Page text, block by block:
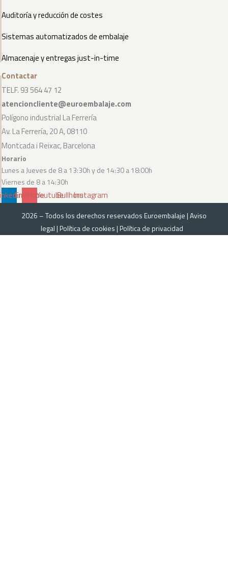
Auditoría y reducción de costes
Sistemas automatizados de embalaje
Almacenaje y entregas just-in-time
Contactar
TELF. 93 564 47 12
atencioncliente@euroembalaje.com
Polígono industrial La Ferrería
Av. La Ferrería, 20 A, 08110
Montcada i Reixac, Barcelona
Horario
Lunes a Jueves de 8 a 13:30h y de 14:30 a 18:00h
Viernes de 8 a 14:30h
EnvelopeYoutubeBullhornInstagram
2026 – Todos los derechos reservados Euroembalaje | Aviso
legal | Política de cookies | Política de privacidad